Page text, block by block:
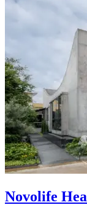
Novolife